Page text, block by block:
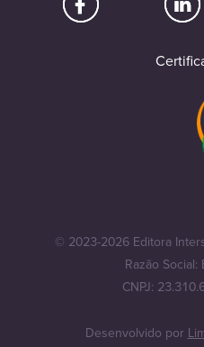
© 2023-2026 Editora
Razão
CNPJ:
Desenvolvido por